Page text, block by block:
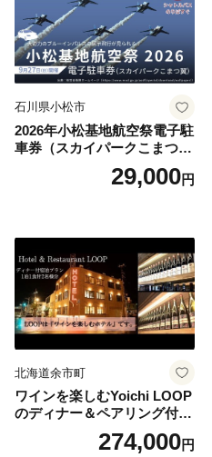
石川県小松市
2026年小松基地航空祭電子駐
車券（スカイパークこまつ
翼） 駐車場 シャトルバスの
りばすぐ 石川県 小松市
29,000円
北海道余市町
ワインを楽しむYoichi LOOP
のディナー＆ペアリング付宿
泊プラン＜デラックスツイン
274,000円